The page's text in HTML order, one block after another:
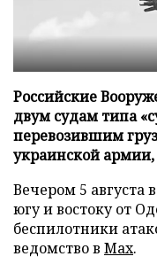
Российские
двум судам типа
перевозившим
украинской
Вечером 5 августа
югу и востоку от
беспилотники
ведомство в Max.